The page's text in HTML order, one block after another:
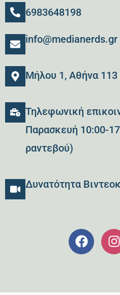
6983648198
info@medianerds.gr
Μήλου 1, Αθήνα 113
Τηλεφωνική
Παρασκευή 10:00-
ραντεβού)
Δυνατότητα